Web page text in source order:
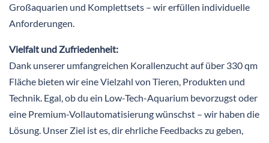
Großaquarien und Komplettsets – wir erfüllen individuelle
Anforderungen.
Vielfalt und Zufriedenheit:
Dank unserer umfangreichen Korallenzucht auf über 330 qm
Fläche bieten wir eine Vielzahl von Tieren, Produkten und
Technik. Egal, ob du ein Low-Tech-Aquarium bevorzugst oder
eine Premium-Vollautomatisierung wünschst – wir haben die
Lösung. Unser Ziel ist es, dir ehrliche Feedbacks zu geben,